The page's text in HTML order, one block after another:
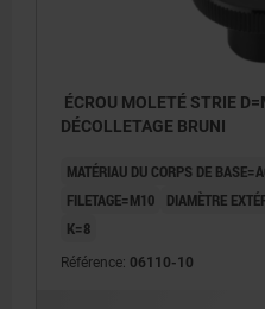
ÉCROU MOLETÉ STRIE D=M10 D1=36 H=23, ACIER DE
DÉCOLLETAGE BRUNI
MATÉRIAU DU CORPS DE
FILETAGE=M10
DIAMÈTRE
K=8
Référence: 06110-10